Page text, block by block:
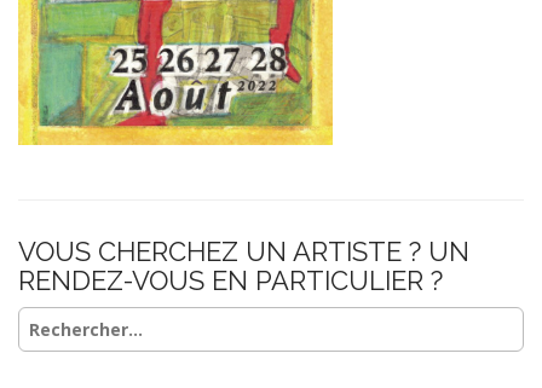
VOUS CHERCHEZ UN ARTISTE ? UN
RENDEZ-VOUS EN PARTICULIER ?
Rechercher :